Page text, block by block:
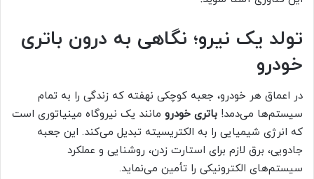
تولد یک نیرو؛ نگاهی به درون باتری
خودرو
در اعماق هر خودرو، جعبه کوچکی نهفته که زندگی را به تمام
سیستم‌ها می‌دمد! باتری خودرو مانند یک نیروگاه مینیاتوری است
که انرژی شیمیایی را به الکتریسیته تبدیل می‌کند. این جعبه
جادویی، برق لازم برای استارت زدن، روشنایی و عملکرد
سیستم‌های الکترونیکی را تأمین می‌نماید.